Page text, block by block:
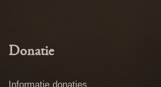
Donatie
Informatie donaties